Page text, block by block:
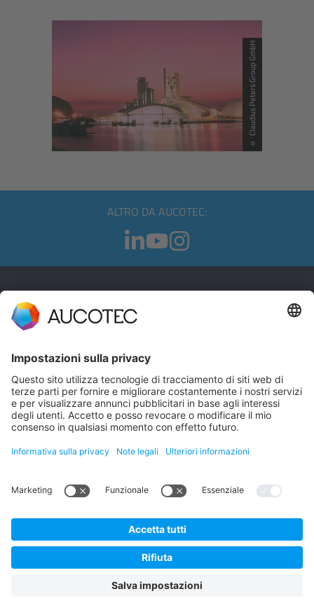
© Claudius Peters Group GmbH
ALTRO DA AUCOTEC:
CONTATTI
Telefono +49 511 6103 0
AUCOTEC AG
30916 Isernhagen
Protezione dei dati
Italiano